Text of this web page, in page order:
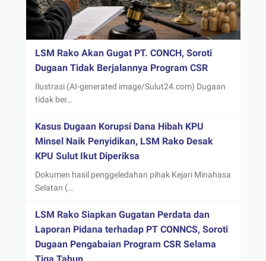
LSM Rako Akan Gugat PT. CONCH, Soroti
Dugaan Tidak Berjalannya Program CSR
Ilustrasi (AI-generated image/Sulut24.com) Dugaan
tidak ber…
Kasus Dugaan Korupsi Dana Hibah KPU
Minsel Naik Penyidikan, LSM Rako Desak
KPU Sulut Ikut Diperiksa
Dokumen hasil penggeledahan pihak Kejari Minahasa
Selatan (…
LSM Rako Siapkan Gugatan Perdata dan
Laporan Pidana terhadap PT CONNCS, Soroti
Dugaan Pengabaian Program CSR Selama
Tiga Tahun